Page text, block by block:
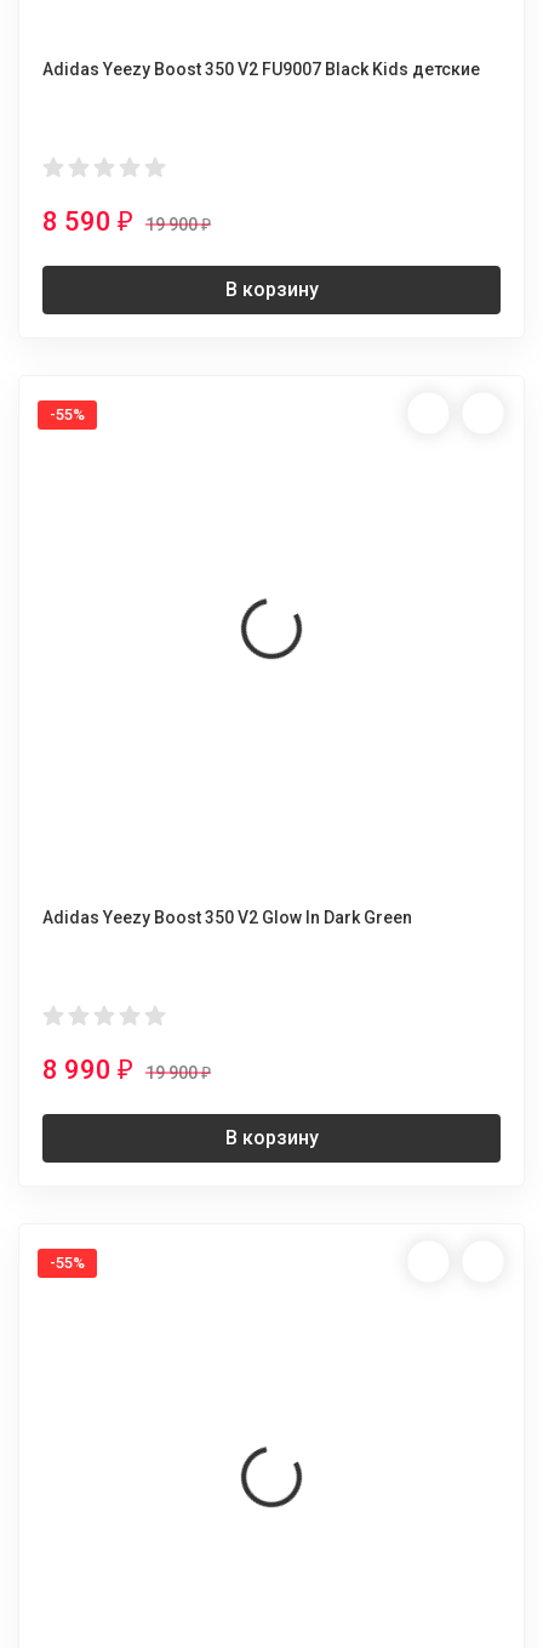
Adidas Yeezy Boost 350 V2 FU9007 Black Kids детские
8 590 ₽ 19 900₽
В корзину
-55%
Adidas Yeezy Boost 350 V2 Glow In Dark Green
8 990 ₽ 19 900₽
В корзину
-55%